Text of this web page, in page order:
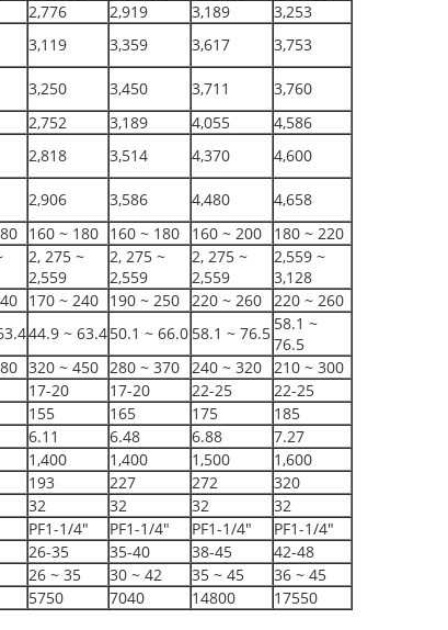
2,776 2,919 3,189
3,253
3,119 3,359 3,617
3,753
3,250 3,450 3,711 3,760
2,752 3,189 4,055
4,586
2,818 3,514 4,370
4,600
2,906 3,586 4,480 4,658
160 ~ 180 160 ~ 180 160 ~ 200
180 ~ 220
2, 275 ~
2,559
2, 275 ~
2,559
2, 275 ~
2,559
2,559 ~
3,128
170 ~ 240 190 ~ 250 220 ~ 260 220 ~ 260
44.9 ~ 63.450.1 ~ 66.0 58.1 ~ 76.5 58.1 ~
76.5
320 ~ 450 280 ~ 370 240 ~ 320 210 ~ 300
17-20 17-20 22-25
22-25
155 165 175
185
6.11 6.48 6.88
7.27
1,400 1,400 1,500
1,600
193 227 272
320
32 32 32
32
PF1-1/4" PF1-1/4" PF1-1/4"
PF1-1/4"
26-35 35-40 38-45
42-48
26 ~ 35 30 ~ 42 35 ~ 45
36 ~ 45
5750 7040 14800 17550